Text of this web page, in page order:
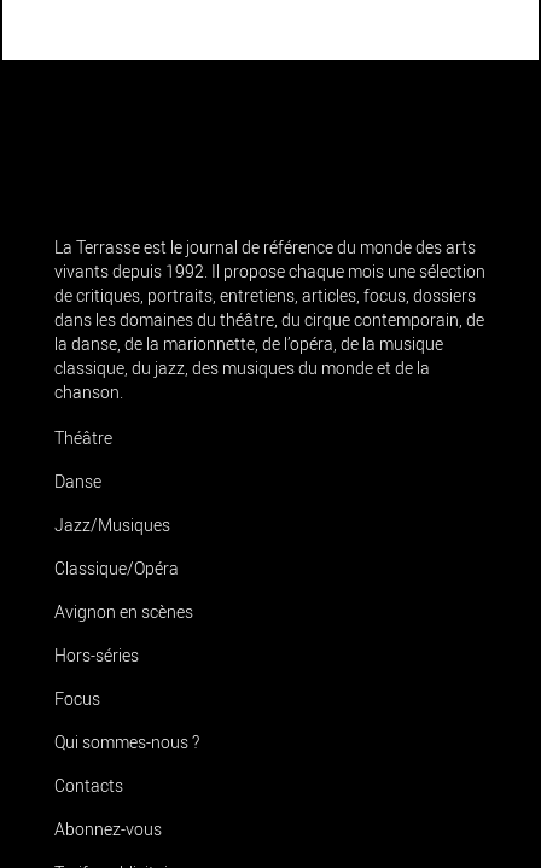
La Terrasse est le journal de référence du monde des arts
vivants depuis 1992. Il propose chaque mois une sélection
de critiques, portraits, entretiens, articles, focus, dossiers
dans les domaines du théâtre, du cirque contemporain, de
la danse, de la marionnette, de l’opéra, de la musique
classique, du jazz, des musiques du monde et de la
chanson.
Théâtre
Danse
Jazz/Musiques
Classique/Opéra
Avignon en scènes
Hors-séries
Focus
Qui sommes-nous ?
Contacts
Abonnez-vous